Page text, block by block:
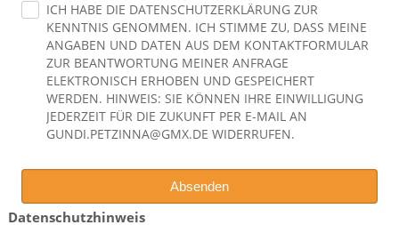
ICH HABE DIE DATENSCHUTZERKLÄRUNG ZUR
KENNTNIS GENOMMEN. ICH STIMME ZU, DASS MEINE
ANGABEN UND DATEN AUS DEM KONTAKTFORMULAR
ZUR BEANTWORTUNG MEINER ANFRAGE
ELEKTRONISCH ERHOBEN UND GESPEICHERT
WERDEN. HINWEIS: SIE KÖNNEN IHRE EINWILLIGUNG
JEDERZEIT FÜR DIE ZUKUNFT PER E-MAIL AN
GUNDI.PETZINNA@GMX.DE WIDERRUFEN.
Absenden
Datenschutzhinweis